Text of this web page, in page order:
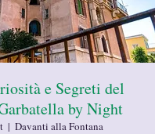
e Segreti del
by Night
  |
Davanti alla Fontana